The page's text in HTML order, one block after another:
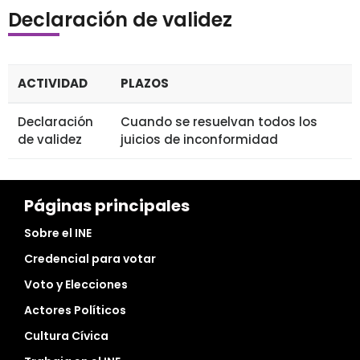
Declaración de validez
ACTIVIDAD PLAZOS
Declaración
de validez
Cuando se resuelvan todos los
juicios de inconformidad
Páginas principales
Sobre el INE
Credencial para votar
Voto y Elecciones
Actores Políticos
Cultura Cívica